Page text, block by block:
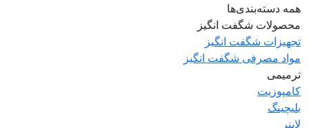
همه دسته‌بندی‌ها
محصولات شگفت انگیز
تجهیزات شگفت انگیز
مواد مصرفی شگفت انگیز
ترمیمی
کامپوزیت
بلیچینگ
لاینر